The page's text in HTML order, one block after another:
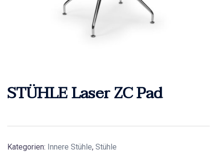
STÜHLE Laser ZC Pad
Kategorien: Innere Stühle, Stühle